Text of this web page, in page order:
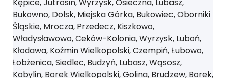
Kępice, Jutrosin, Wyrzysk, Osieczna, Lubasz,
Bukowno, Dolsk, Miejska Górka, Bukowiec, Oborniki
Śląskie, Mrocza, Przedecz, Kiszkowo,
Władysławowo, Ceków-Kolonia, Wyrzysk, Luboń,
Kłodawa, Koźmin Wielkopolski, Czempiń, Łubowo,
Łobżenica, Siedlec, Budzyń, Lubasz, Wąsosz,
Kobylin, Borek Wielkopolski, Golina, Brudzew, Borek,